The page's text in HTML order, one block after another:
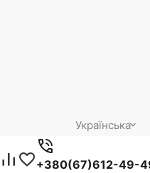
Українська
+380(67)612-49-